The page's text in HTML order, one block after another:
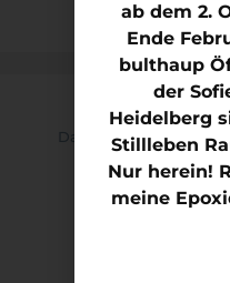
Datenschutz
Mitglied
ab dem 2.
Ende
bulthaup
der
Heidelberg
Stillleben
Nur herein!
meine